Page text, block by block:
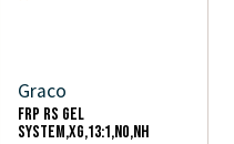
Graco
FRP RS GEL
SYSTEM,XG,13:1,NO,NH